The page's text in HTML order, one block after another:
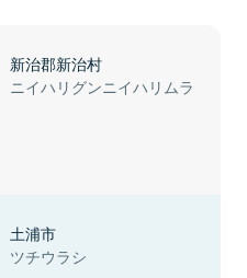
新治郡新治村
ニイハリグンニイハリムラ
土浦市
ツチウラシ